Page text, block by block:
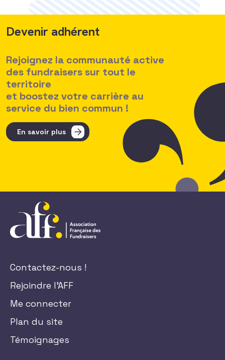
Devenir adhérent
Rejoignez la communauté active
des fundraisers sur tout le
territoire
et boostez votre carrière au
service du bien commun !
En savoir plus
Contactez-nous !
Rejoindre l'AFF
Me connecter
Plan du site
Témoignages